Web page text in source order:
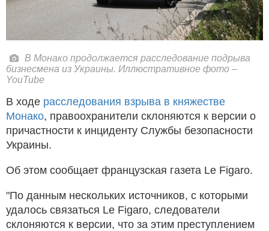
В Монако продолжается расследование подрыва
бизнесмена из Украины. Иллюстративное фото –
YouTube
В ходе расследования взрыва в княжестве
Монако, правоохранители склоняются к версии о
причастности к инциденту Службы безопасности
Украины.
Об этом сообщает французская газета Le Figaro.
"По данным нескольких источников, с которыми
удалось связаться Le Figaro, следователи
склоняются к версии, что за этим преступлением